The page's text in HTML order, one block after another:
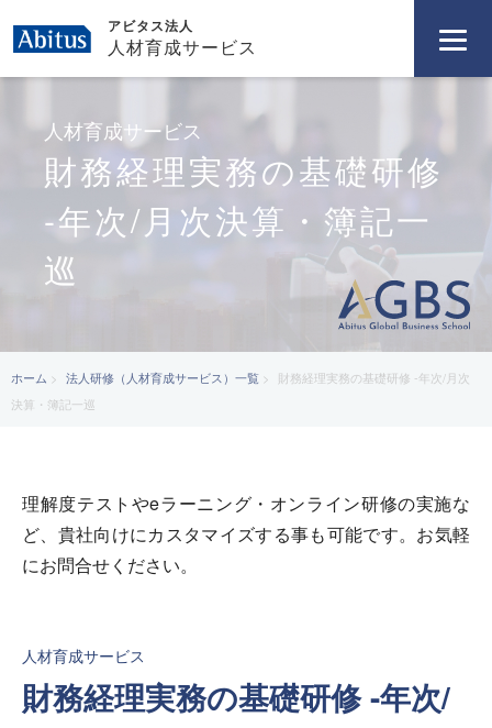
アビタス法人
人材育成サービス
人材育成サービス
財務経理実務の基礎研修
-年次/月次決算・簿記一
巡
ホーム 法人研修（人材育成サービス）一覧
財務経理実務の基礎研修 -年次/月次
決算・簿記一巡
理解度テストやeラーニング・オンライン研修の実施な
ど、貴社向けにカスタマイズする事も可能です。お気軽
にお問合せください。
人材育成サービス
財務経理実務の基礎研修 -年次/